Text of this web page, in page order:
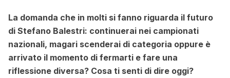
La domanda che in molti si fanno riguarda il futuro
di Stefano Balestri: continuerai nei campionati
nazionali, magari scenderai di categoria oppure è
arrivato il momento di fermarti e fare una
riflessione diversa? Cosa ti senti di dire oggi?